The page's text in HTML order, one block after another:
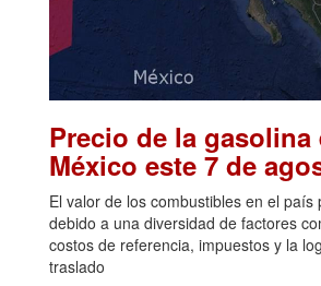
Precio de la gasolina
México este 7 de
El valor de los combustibles en el país
debido a una diversidad de factores
costos de referencia, impuestos y la
traslado